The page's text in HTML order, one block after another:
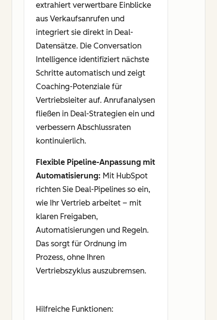
extrahiert verwertbare Einblicke
aus Verkaufsanrufen und
integriert sie direkt in Deal-
Datensätze. Die Conversation
Intelligence identifiziert nächste
Schritte automatisch und zeigt
Coaching-Potenziale für
Vertriebsleiter auf. Anrufanalysen
fließen in Deal-Strategien ein und
verbessern Abschlussraten
kontinuierlich.
Flexible Pipeline-Anpassung mit
Automatisierung: Mit HubSpot
richten Sie Deal-Pipelines so ein,
wie Ihr Vertrieb arbeitet – mit
klaren Freigaben,
Automatisierungen und Regeln.
Das sorgt für Ordnung im
Prozess, ohne Ihren
Vertriebszyklus auszubremsen.
Hilfreiche Funktionen: